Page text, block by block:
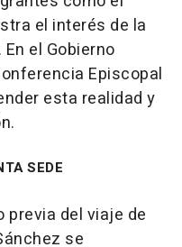
el interés de la
el Gobierno
Episcopal
esta realidad y
SEDE
previa del viaje de
se